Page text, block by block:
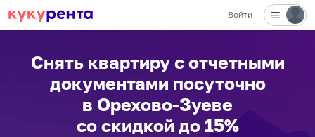
Войти
Снять квартиру с отчетными
документами посуточно
в Орехово-Зуеве
со скидкой до 15%